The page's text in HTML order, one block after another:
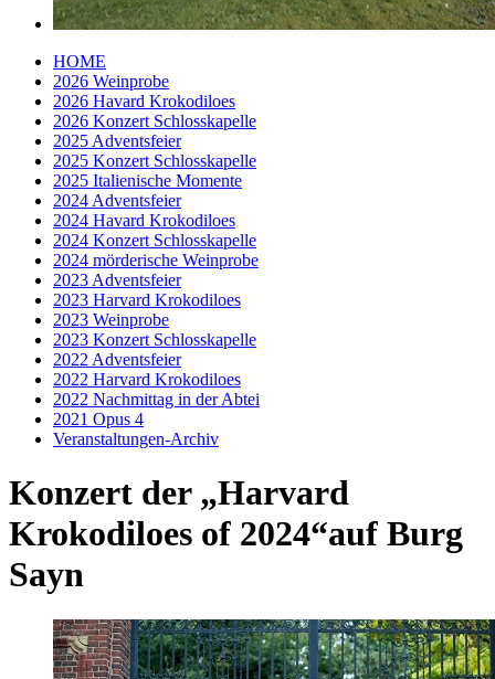
HOME
2026 Weinprobe
2026 Havard Krokodiloes
2026 Konzert Schlosskapelle
2025 Adventsfeier
2025 Konzert Schlosskapelle
2025 Italienische Momente
2024 Adventsfeier
2024 Havard Krokodiloes
2024 Konzert Schlosskapelle
2024 mörderische Weinprobe
2023 Adventsfeier
2023 Harvard Krokodiloes
2023 Weinprobe
2023 Konzert Schlosskapelle
2022 Adventsfeier
2022 Harvard Krokodiloes
2022 Nachmittag in der Abtei
2021 Opus 4
Veranstaltungen-Archiv
Konzert der „Harvard
Krokodiloes of 2024“auf Burg
Sayn